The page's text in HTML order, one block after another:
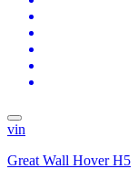
vin
Great Wall Hover H5